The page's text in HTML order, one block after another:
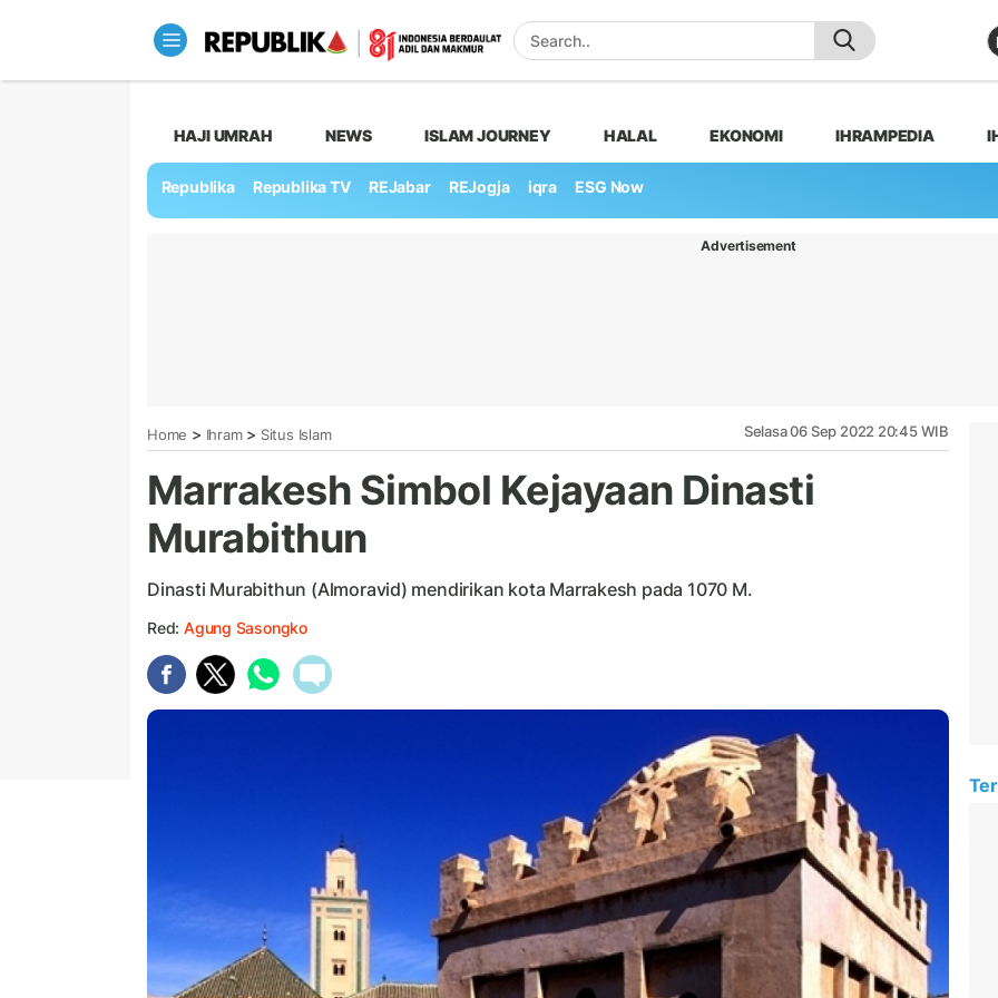
HAJI UMRAH NEWS ISLAM JOURNEY HALAL EKONOMI IHRAMPEDIA
Republika Republika TV REJabar REJogja iqra ESG Now
Advertisement
Home > Ihram> Situs Islam Selasa 06 Sep 2022 20:45 WIB
Marrakesh Simbol Kejayaan Dinasti
Murabithun
Dinasti Murabithun (Almoravid) mendirikan kota Marrakesh pada 1070 M.
Red: Agung Sasongko